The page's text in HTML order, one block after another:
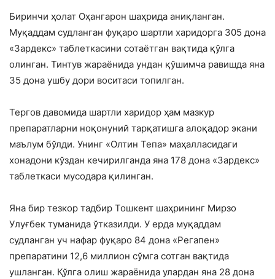
Биринчи ҳолат Оҳангарон шаҳрида аниқланган.
Муқаддам судланган фуқаро шартли харидорга 305 дона
«Зардекс» таблеткасини сотаётган вақтида қўлга
олинган. Тинтув жараёнида ундан қўшимча равишда яна
35 дона ушбу дори воситаси топилган.
Тергов давомида шартли харидор ҳам мазкур
препаратларни ноқонуний тарқатишга алоқадор экани
маълум бўлди. Унинг «Олтин Тепа» маҳалласидаги
хонадони кўздан кечирилганда яна 178 дона «Зардекс»
таблеткаси мусодара қилинган.
Яна бир тезкор тадбир Тошкент шаҳрининг Мирзо
Улуғбек туманида ўтказилди. У ерда муқаддам
судланган уч нафар фуқаро 84 дона «Регапен»
препаратини 12,6 миллион сўмга сотган вақтида
ушланган. Қўлга олиш жараёнида улардан яна 28 дона